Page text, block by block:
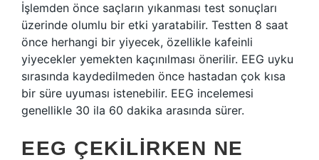
İşlemden önce saçların yıkanması test sonuçları
üzerinde olumlu bir etki yaratabilir. Testten 8 saat
önce herhangi bir yiyecek, özellikle kafeinli
yiyecekler yemekten kaçınılması önerilir. EEG uyku
sırasında kaydedilmeden önce hastadan çok kısa
bir süre uyuması istenebilir. EEG incelemesi
genellikle 30 ila 60 dakika arasında sürer.
EEG ÇEKILIRKEN NE